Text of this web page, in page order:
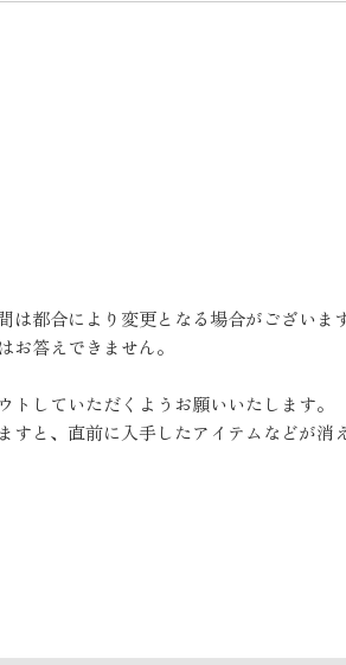
都合により変更となる場合がございます
答えできません。
していただくようお願いいたします。
と、直前に入手したアイテムなどが消